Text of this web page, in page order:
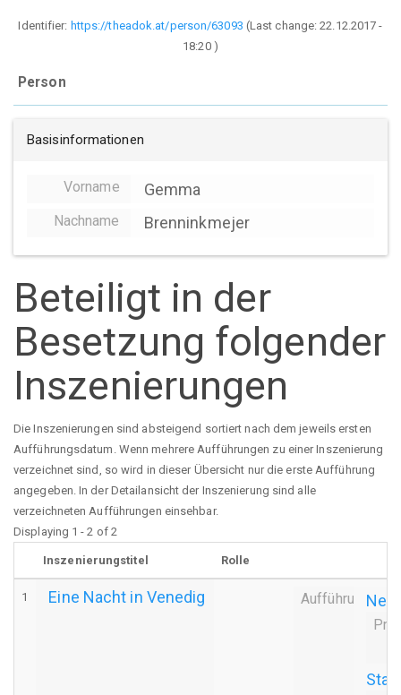
Identifier: https://theadok.at/person/63093 (Last change:22.12.2017 -
18:20)
Person
Basisinformationen
Vorname Gemma
Nachname Brenninkmejer
Beteiligt in der
Besetzung folgender
Inszenierungen
Die Inszenierungen sind absteigend sortiert nach dem jeweils ersten
Aufführungsdatum. Wenn mehrere Aufführungen zu einer Inszenierung
verzeichnet sind, so wird in dieser Übersicht nur die erste Aufführung
angegeben. In der Detailansicht der Inszenierung sind alle
verzeichneten Aufführungen einsehbar.
Displaying 1 - 2 of 2
Inszenierungstitel Rolle
1 Eine Nacht in Venedig Aufführung